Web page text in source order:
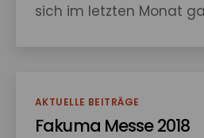
sich im letzten Monat
nahegelegenen
Weihnachtsmärkten, eine
Kategorien
AKTUELLE BEITRÄGE
Fakuma Messe 2018